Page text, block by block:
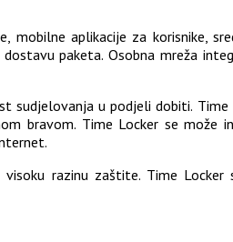
aplikacije za korisnike,
paketa. Osobna mreža
sudjelovanja u podjeli dobiti.
bravom. Time Locker se
razinu zaštite. Time